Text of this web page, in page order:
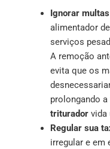
Ignorar
alimentador
serviços
A remoção
evita que os
prolongando
trituradorvida
Regular sua
irregular e em